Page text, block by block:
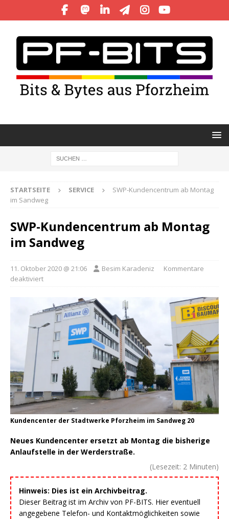
STARTSEITE SERVICE
SWP-Kundencentrum ab Montag
im Sandweg
SWP-Kundencentrum ab Montag
im Sandweg
11. Oktober 2020 @ 21:06 Besim Karadeniz
Kommentare
deaktiviert
Kundencenter der Stadtwerke Pforzheim im Sandweg 20
Neues Kundencenter ersetzt ab Montag die bisherige
Anlaufstelle in der Werderstraße.
(Lesezeit: 2 Minuten)
Hinweis: Dies ist ein Archivbeitrag.
Dieser Beitrag ist im Archiv von PF-BITS. Hier eventuell
angegebene Telefon- und Kontaktmöglichkeiten sowie